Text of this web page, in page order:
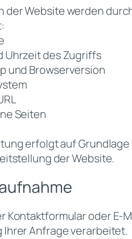
der Website werden
Uhrzeit des Zugriffs
und Browserversion
Seiten
erfolgt auf
der Website.
Kontaktformular oder E-
Ihrer Anfrage verarbeitet.